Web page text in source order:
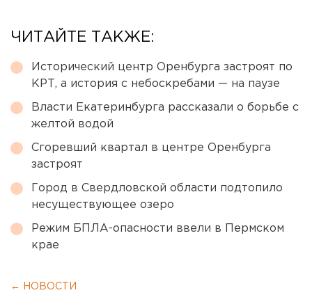
ЧИТАЙТЕ ТАКЖЕ:
Исторический центр Оренбурга застроят по
КРТ, а история с небоскребами — на паузе
Власти Екатеринбурга рассказали о борьбе с
желтой водой
Сгоревший квартал в центре Оренбурга
застроят
Город в Свердловской области подтопило
несуществующее озеро
Режим БПЛА-опасности ввели в Пермском
крае
← НОВОСТИ